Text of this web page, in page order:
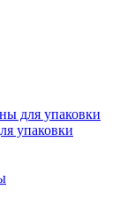
для упаковки
упаковки